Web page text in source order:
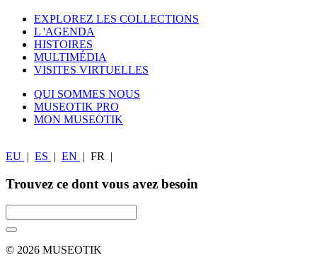
EXPLOREZ LES COLLECTIONS
L 'AGENDA
HISTOIRES
MULTIMÉDIA
VISITES VIRTUELLES
QUI SOMMES NOUS
MUSEOTIK PRO
MON MUSEOTIK
EU | ES | EN | FR |
Trouvez ce dont vous avez besoin
© 2026 MUSEOTIK